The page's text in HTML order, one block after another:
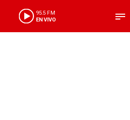
95.5 FM
EN VIVO